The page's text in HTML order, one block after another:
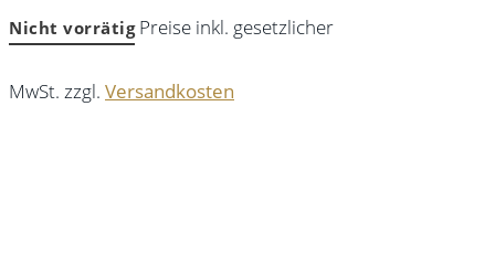
Nicht vorrätigPreise inkl. gesetzlicher
MwSt. zzgl. Versandkosten